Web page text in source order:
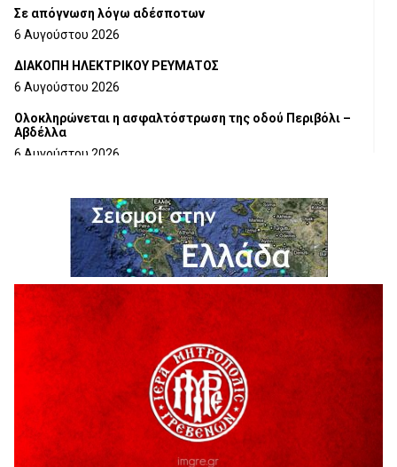
Σε απόγνωση λόγω αδέσποτων
6 Αυγούστου 2026
ΔΙΑΚΟΠΗ ΗΛΕΚΤΡΙΚΟΥ ΡΕΥΜΑΤΟΣ
6 Αυγούστου 2026
Ολοκληρώνεται η ασφαλτόστρωση της οδού Περιβόλι –
Αβδέλλα
6 Αυγούστου 2026
5 Αυγούστου 2026
Ο ΑΝΔΡΕΑΣ ΑΣΛΑΝΙΔΗΣ ΣΥΝΕΧΙΖΕΙ ΣΤΟΝ ΠΡΩΤΕΑ
ΓΡΕΒΕΝΩΝ
5 Αυγούστου 2026
Ευχαριστήριο Εκπολιτιστικού Συλλόγου Ταξιάρχη προς κ.
Παρασχάκη Αθανάσιο
Διακοπή υδροδότησης του Α΄ κλάδου ύδρευσης
5 Αυγούστου 2026
Η Marseaux στα Γρεβενά για μια μοναδική συναυλία